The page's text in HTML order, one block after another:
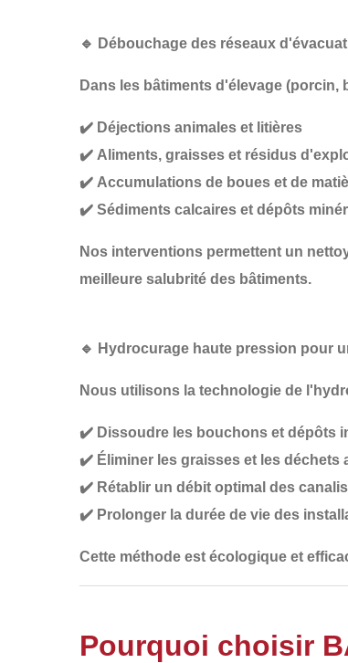
🔹 Débouchage des réseaux
Dans les bâtiments d'élevage (porcin,
✔️ Déjections animales et litières
✔️ Aliments, graisses et résidus
✔️ Accumulations de boues et de
✔️ Sédiments calcaires et dépôts
Nos interventions permettent un
meilleure salubrité des bâtiments.
🔹 Hydrocurage haute pression pour
Nous utilisons la technologie de
✔️ Dissoudre les bouchons et dépôts
✔️ Éliminer les graisses et les déchets
✔️ Rétablir un débit optimal des
✔️ Prolonger la durée de vie des
Cette méthode est écologique et
Pourquoi choisir